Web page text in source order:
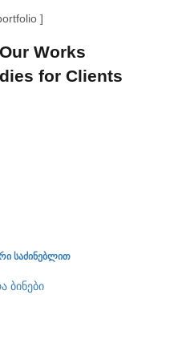
]
Works
for Clients
საძინებლით
ბინები